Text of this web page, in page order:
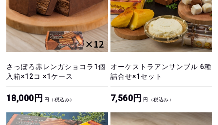
さっぽろ赤レンガショコラ1個
入箱×12コ ×1ケース
18,000円 円（税込み）
オーケストラアンサンブル 6種
詰合せ×1セット
7,560円 円（税込み）